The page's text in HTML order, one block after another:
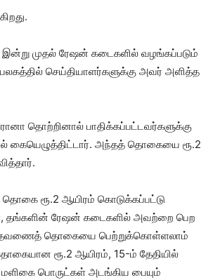
முதல் ரேஷன் கடைகளில் வழங்கப்படும்
செய்தியாளர்களுக்கு அவர் அளித்த
தொற்றினால் பாதிக்கப்பட்டவர்களுக்கு
கையெழுத்திட்டார். அந்தத் தொகையை ரூ.2
ரூ.2 ஆயிரம் கொடுக்கப்பட்டு
தங்களின் ரேஷன் கடைகளில் அவற்றை பெற
தவணைத் தொகையை பெற்றுக்கொள்ளலாம்
ரூ.2 ஆயிரம், 15-ம் தேதியில்
பொருட்கள் அடங்கிய பையும்